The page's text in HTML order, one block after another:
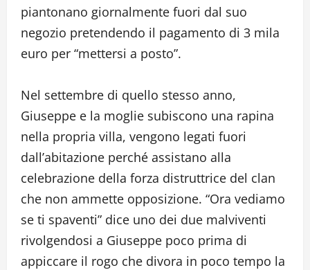
piantonano giornalmente fuori dal suo
negozio pretendendo il pagamento di 3 mila
euro per “mettersi a posto”.
Nel settembre di quello stesso anno,
Giuseppe e la moglie subiscono una rapina
nella propria villa, vengono legati fuori
dall’abitazione perché assistano alla
celebrazione della forza distruttrice del clan
che non ammette opposizione. “Ora vediamo
se ti spaventi” dice uno dei due malviventi
rivolgendosi a Giuseppe poco prima di
appiccare il rogo che divora in poco tempo la